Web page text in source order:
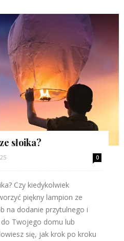
słoika?
0
Czy kiedykolwiek
piękny lampion ze
na dodanie przytulnego i
Twojego domu lub
się, jak krok po kroku